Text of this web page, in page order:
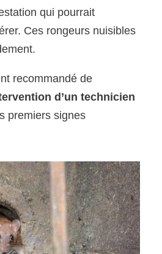
qui pourrait
Ces rongeurs nuisibles
recommandé de
d’un technicien
premiers signes